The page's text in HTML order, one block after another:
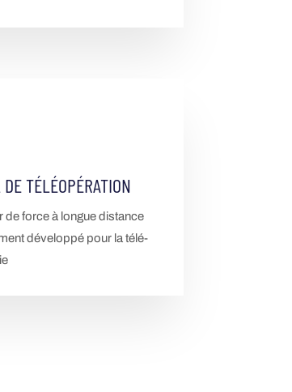
TÉLÉOPÉRATION
de force à longue distance
développé pour la télé-